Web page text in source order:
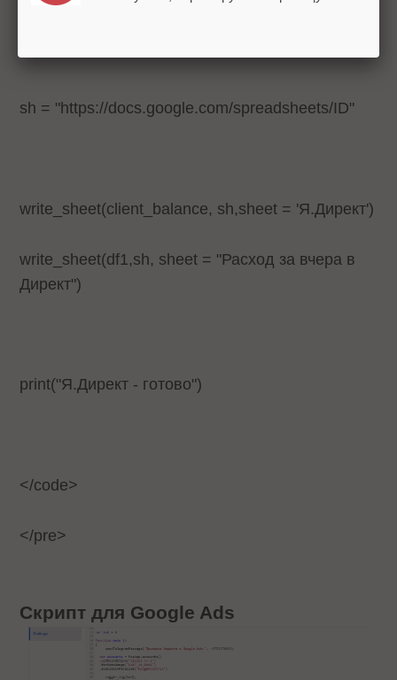
gs4_auth(email = " login@site.ru
sh = "https://docs.google.com/spreadsheets/ID"
write_sheet(client_balance, sh,sheet = 'Я.Директ')
write_sheet(df1,sh, sheet = "Расход за вчера в
Директ")
print("Я.Директ - готово")
</code>
</pre>
Скрипт для Google Ads